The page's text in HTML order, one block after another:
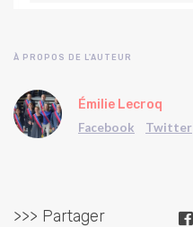
À PROPOS DE L'AUTEUR
Émilie Lecroq
Facebook Twitter
>>> Partager